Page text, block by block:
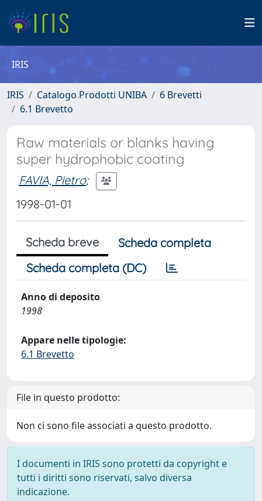
IRIS
IRIS Catalogo Prodotti UNIBA
6 Brevetti
6.1 Brevetto
Raw materials or blanks having
super hydrophobic coating
FAVIA, Pietro;
1998-01-01
Scheda breve
Scheda completa
Scheda completa (DC)
Anno di deposito
1998
Appare nelle tipologie:
6.1 Brevetto
File in questo prodotto:
Non ci sono file associati a questo prodotto.
I documenti in IRIS sono protetti da copyright e
tutti i diritti sono riservati, salvo diversa
indicazione.